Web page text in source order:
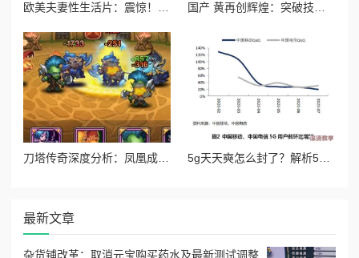
欧美夫妻性生活片：震惊！知名导演曝出行业潜规则，背后隐藏的秘密让人难以置信！ 国产 黄再创辉煌：突破技术壁垒，海外市场迎来爆发性增长，极大推动经济发展！
5g天天奭怎么封了？解析5g网络对消费行为的影响与产业动向背后的原因和趋势分析
最新文章
杂货铺改革：取消元宝购买药水及最新测试调整